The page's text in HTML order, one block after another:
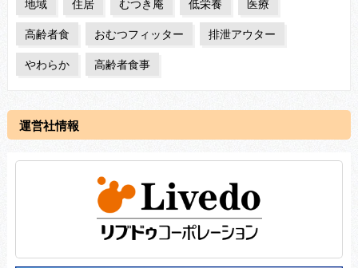
地域 住居 むつき庵 低栄養 医療
高齢者食 おむつフィッター 排泄アウター
やわらか 高齢者食事
運営社情報